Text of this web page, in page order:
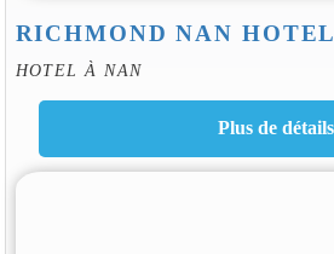
RICHMOND NAN HOTEL
HOTEL À NAN